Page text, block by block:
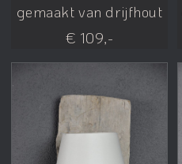
gemaakt van drijfhout
€ 109,-